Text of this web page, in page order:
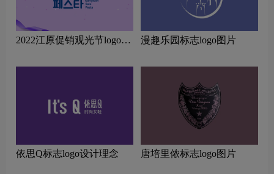
2022江原促销观光节logo图
漫趣乐园标志logo图片
依思Q标志logo设计理念 唐培里侬标志logo图片